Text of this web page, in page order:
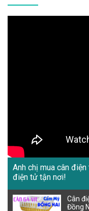
Anh chị mua cân
điện tử tận nơi!
Cân
Đồng